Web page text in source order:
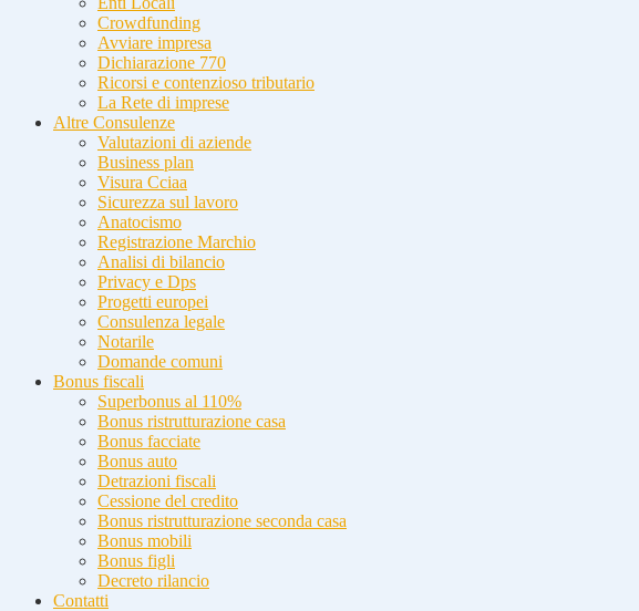
Crowdfunding
Avviare impresa
Dichiarazione 770
Ricorsi e contenzioso tributario
La Rete di imprese
Altre Consulenze
Valutazioni di aziende
Business plan
Visura Cciaa
Sicurezza sul lavoro
Anatocismo
Registrazione Marchio
Analisi di bilancio
Privacy e Dps
Progetti europei
Consulenza legale
Notarile
Domande comuni
Bonus fiscali
Superbonus al 110%
Bonus ristrutturazione casa
Bonus facciate
Bonus auto
Detrazioni fiscali
Cessione del credito
Bonus ristrutturazione seconda casa
Bonus mobili
Bonus figli
Decreto rilancio
Contatti